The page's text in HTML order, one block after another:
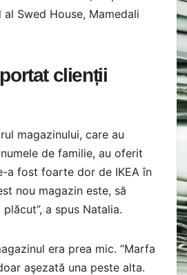
Swed House, Mamedali
clienții
magazinului, care au
de familie, au oferit
a fost foarte dor de IKEA în
nou magazin este, să
a spus Natalia.
era prea mic. “Marfa
aşezată una peste alta.